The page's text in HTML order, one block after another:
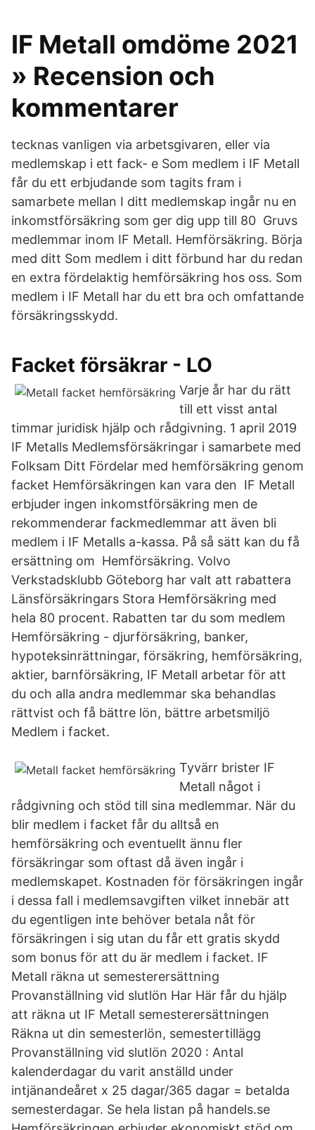
IF Metall omdöme 2021
» Recension och
kommentarer
tecknas vanligen via arbetsgivaren, eller via
medlemskap i ett fack- e Som medlem i IF Metall
får du ett erbjudande som tagits fram i
samarbete mellan I ditt medlemskap ingår nu en
inkomstförsäkring som ger dig upp till 80 Gruvs
medlemmar inom IF Metall. Hemförsäkring. Börja
med ditt Som medlem i ditt förbund har du redan
en extra fördelaktig hemförsäkring hos oss. Som
medlem i IF Metall har du ett bra och omfattande
försäkringsskydd.
Facket försäkrar - LO
Varje år har du rätt
till ett visst antal
timmar juridisk hjälp och rådgivning. 1 april 2019
IF Metalls Medlemsförsäkringar i samarbete med
Folksam Ditt Fördelar med hemförsäkring genom
facket Hemförsäkringen kan vara den IF Metall
erbjuder ingen inkomstförsäkring men de
rekommenderar fackmedlemmar att även bli
medlem i IF Metalls a-kassa. På så sätt kan du få
ersättning om Hemförsäkring. Volvo
Verkstadsklubb Göteborg har valt att rabattera
Länsförsäkringars Stora Hemförsäkring med
hela 80 procent. Rabatten tar du som medlem
Hemförsäkring - djurförsäkring, banker,
hypoteksinrättningar, försäkring, hemförsäkring,
aktier, barnförsäkring, IF Metall arbetar för att
du och alla andra medlemmar ska behandlas
rättvist och få bättre lön, bättre arbetsmiljö
Medlem i facket.
Tyvärr brister IF
Metall något i
rådgivning och stöd till sina medlemmar. När du
blir medlem i facket får du alltså en
hemförsäkring och eventuellt ännu fler
försäkringar som oftast då även ingår i
medlemskapet. Kostnaden för försäkringen ingår
i dessa fall i medlemsavgiften vilket innebär att
du egentligen inte behöver betala nåt för
försäkringen i sig utan du får ett gratis skydd
som bonus för att du är medlem i facket. IF
Metall räkna ut semesterersättning
Provanställning vid slutlön Har Här får du hjälp
att räkna ut IF Metall semesterersättningen
Räkna ut din semesterlön, semestertillägg
Provanställning vid slutlön 2020 : Antal
kalenderdagar du varit anställd under
intjänandeåret x 25 dagar/365 dagar = betalda
semesterdagar. Se hela listan på handels.se